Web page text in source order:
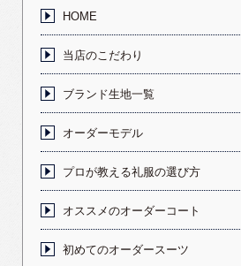
HOME
当店のこだわり
ブランド生地一覧
オーダーモデル
プロが教える礼服の選び方
オススメのオーダーコート
初めてのオーダースーツ